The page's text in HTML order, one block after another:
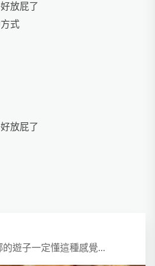
放屁了
式
放屁了
遊子一定懂這種感覺...